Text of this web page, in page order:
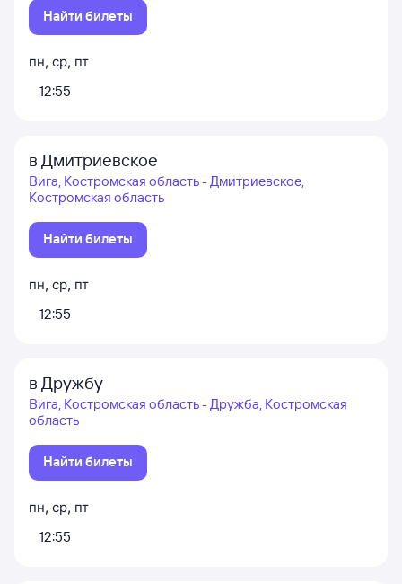
Найти билеты
пн, ср, пт
12:55
в Дмитриевское
Вига, Костромская область - Дмитриевское,
Костромская область
Найти билеты
пн, ср, пт
12:55
в Дружбу
Вига, Костромская область - Дружба, Костромская
область
Найти билеты
пн, ср, пт
12:55